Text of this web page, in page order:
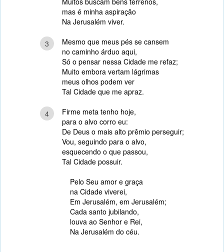
mas é minha aspiração
Na Jerusalém viver.
3
Mesmo que meus pés se cansem
no caminho árduo aqui,
Só o pensar nessa Cidade me refaz;
Muito embora vertam lágrimas
meus olhos podem ver
Tal Cidade que me apraz.
4
Firme meta tenho hoje,
para o alvo corro eu:
De Deus o mais alto prêmio perseguir;
Vou, seguindo para o alvo,
esquecendo o que passou,
Tal Cidade possuir.
Pelo Seu amor e graça
na Cidade viverei,
Em Jerusalém, em Jerusalém;
Cada santo jubilando,
louva ao Senhor e Rei,
Na Jerusalém do céu.